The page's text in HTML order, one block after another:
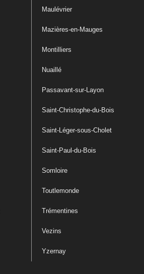
Maulévrier
Mazières-en-Mauges
Montilliers
Nuaillé
Passavant-sur-Layon
Saint-Christophe-du-Bois
Saint-Léger-sous-Cholet
Saint-Paul-du-Bois
Somloire
Toutlemonde
Trémentines
Vezins
Yzernay